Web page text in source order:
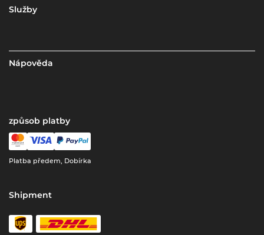
Služby
Nápověda
způsob platby
Platba předem, Dobírka
Shipment